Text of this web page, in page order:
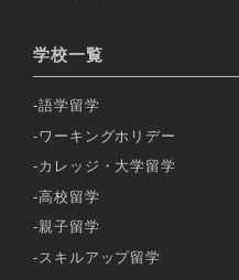
学校一覧
語学留学
ワーキングホリデー
カレッジ・大学留学
高校留学
親子留学
スキルアップ留学